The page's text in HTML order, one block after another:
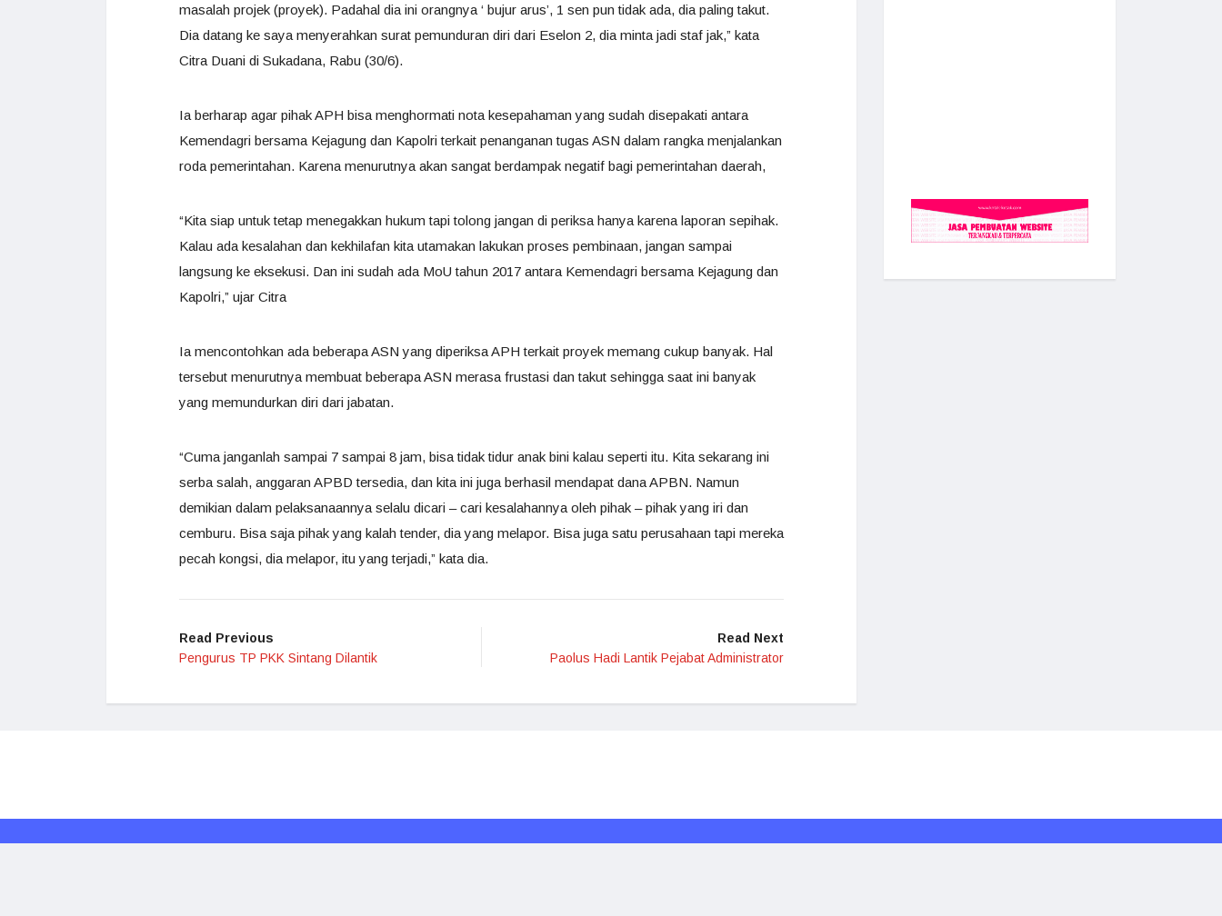
masalah projek (proyek). Padahal dia ini orangnya ‘ bujur arus’, 1 sen pun tidak ada, dia paling takut.
Dia datang ke saya menyerahkan surat pemunduran diri dari Eselon 2, dia minta jadi staf jak,” kata
Citra Duani di Sukadana, Rabu (30/6).
Ia berharap agar pihak APH bisa menghormati nota kesepahaman yang sudah disepakati antara
Kemendagri bersama Kejagung dan Kapolri terkait penanganan tugas ASN dalam rangka menjalankan
roda pemerintahan. Karena menurutnya akan sangat berdampak negatif bagi pemerintahan daerah,
“Kita siap untuk tetap menegakkan hukum tapi tolong jangan di periksa hanya karena laporan sepihak.
Kalau ada kesalahan dan kekhilafan kita utamakan lakukan proses pembinaan, jangan sampai
langsung ke eksekusi. Dan ini sudah ada MoU tahun 2017 antara Kemendagri bersama Kejagung dan
Kapolri,” ujar Citra
Ia mencontohkan ada beberapa ASN yang diperiksa APH terkait proyek memang cukup banyak. Hal
tersebut menurutnya membuat beberapa ASN merasa frustasi dan takut sehingga saat ini banyak
yang memundurkan diri dari jabatan.
“Cuma janganlah sampai 7 sampai 8 jam, bisa tidak tidur anak bini kalau seperti itu. Kita sekarang ini
serba salah, anggaran APBD tersedia, dan kita ini juga berhasil mendapat dana APBN. Namun
demikian dalam pelaksanaannya selalu dicari – cari kesalahannya oleh pihak – pihak yang iri dan
cemburu. Bisa saja pihak yang kalah tender, dia yang melapor. Bisa juga satu perusahaan tapi mereka
pecah kongsi, dia melapor, itu yang terjadi,” kata dia.
Read Previous
Pengurus TP PKK Sintang Dilantik
Read Next
Paolus Hadi Lantik Pejabat Administrator